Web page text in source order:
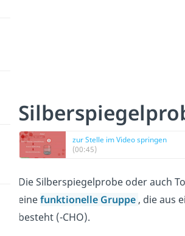
zur Stelle im Video springen
(00:45)
Die Silberspiegelprobe oder auch
einefunktionelle Gruppe , die aus
besteht (-CHO).